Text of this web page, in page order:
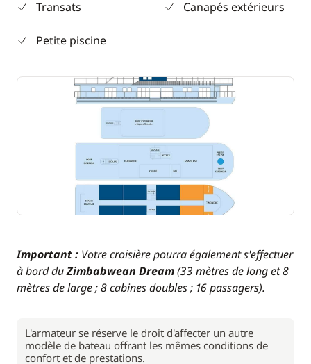
Transats Canapés extérieurs
Petite piscine
Important : Votre croisière pourra également s'effectuer
à bord duZimbabwean Dream(33 mètres de long et 8
mètres de large ; 8 cabines doubles ; 16 passagers).
L'armateur se réserve le droit d'affecter un autre
modèle de bateau offrant les mêmes conditions de
confort et de prestations.